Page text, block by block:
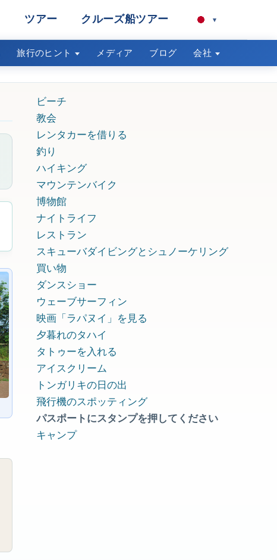
ツアー クルーズ船ツアー ▾
旅行のヒント メディア ブログ 会社
ビーチ
教会
レンタカーを借りる
釣り
ハイキング
マウンテンバイク
博物館
ナイトライフ
レストラン
スキューバダイビングとシュノーケリング
買い物
ダンスショー
ウェーブサーフィン
映画「ラパヌイ」を見る
夕暮れのタハイ
タトゥーを入れる
アイスクリーム
トンガリキの日の出
飛行機のスポッティング
パスポートにスタンプを押してください
キャンプ